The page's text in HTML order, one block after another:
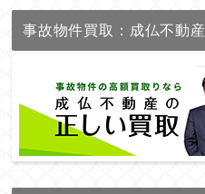
事故物件買取：成仏不動産